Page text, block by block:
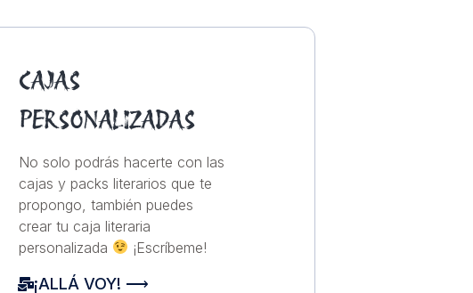
CAJAS
PERSONALIZADAS
No solo podrás hacerte con las
cajas y packs literarios que te
propongo, también puedes
crear tu caja literaria
personalizada
¡Escríbeme!
¡ALLÁ VOY! ⟶